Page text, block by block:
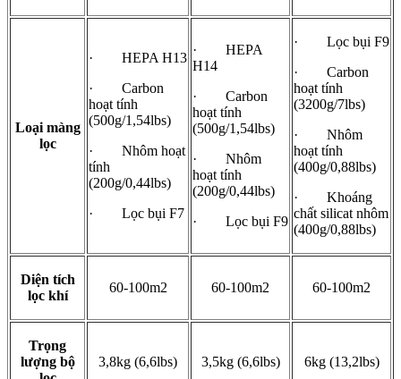
Loại màng
lọc
· HEPA H13
· Carbon
hoạt tính
(500g/1,54lbs)
· Nhôm hoạt
tính
(200g/0,44lbs)
· Lọc bụi F7
· HEPA
H14
· Carbon
hoạt tính
(500g/1,54lbs)
· Nhôm
hoạt tính
(200g/0,44lbs)
· Lọc bụi F9
· Lọc bụi F9
· Carbon
hoạt tính
(3200g/7lbs)
· Nhôm
hoạt tính
(400g/0,88lbs)
· Khoáng
chất silicat nhôm
(400g/0,88lbs)
Diện tích
lọc khí
60-100m2 60-100m2 60-100m2
Trọng
lượng bộ
3,8kg (6,6lbs) 3,5kg (6,6lbs) 6kg (13,2lbs)